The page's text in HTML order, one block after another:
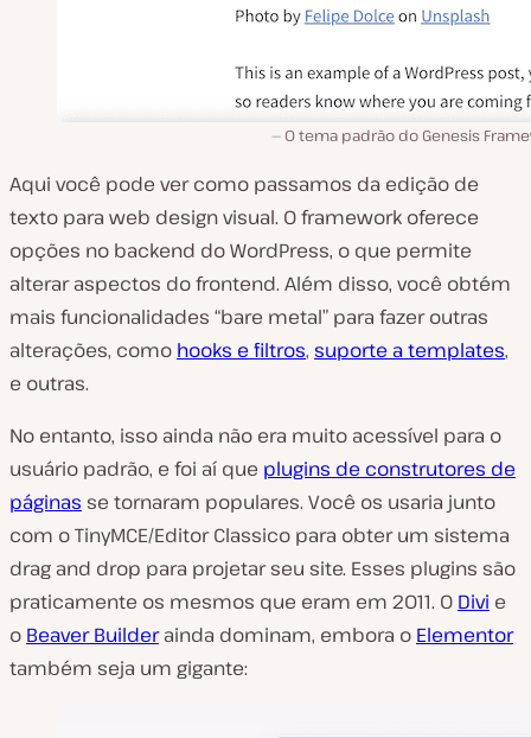
O tema padrão do Genesis
Aqui você pode ver como passamos da edição de
texto para web design visual. O framework oferece
opções no backend do WordPress, o que permite
alterar aspectos do frontend. Além disso, você obtém
mais funcionalidades “bare metal” para fazer outras
alterações, como hooks e filtros, suporte a templates,
e outras.
No entanto, isso ainda não era muito acessível para o
usuário padrão, e foi aí que plugins de construtores de
páginas se tornaram populares. Você os usaria junto
com o TinyMCE/Editor Classico para obter um sistema
drag and drop para projetar seu site. Esses plugins são
praticamente os mesmos que eram em 2011. O Divi e
o Beaver Builderainda dominam, embora o Elementor
também seja um gigante: